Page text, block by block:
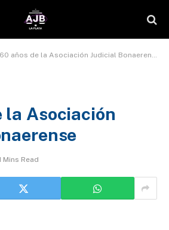
60 años de la Asociación Judicial Bonaerense
la Asociación
Mins Read